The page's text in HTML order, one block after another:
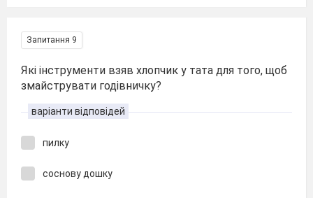
Запитання 9
Які інструменти взяв хлопчик у тата для того, щоб
змайструвати годівничку?
варіанти відповідей
пилку
соснову дошку